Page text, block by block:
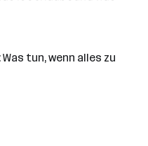
tun, wenn alles zu